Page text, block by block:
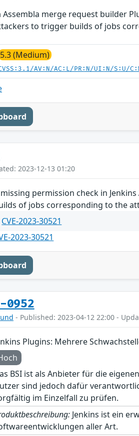
Assembla merge request builder
to trigger builds of jobs
5.3 (Medium)
AV:N/AC:L/PR:N/UI:N/S:U/
2023-12-13 01:20
permission check in
of jobs corresponding to the
CVE-2023-30521
2023-30521
0952
- Published: 2023-04-12 22:00 -
Plugins: Mehrere
BSI ist als Anbieter für die
sind jedoch dafür
im Einzelfall zu prüfen.
Jenkins ist ein
aller Art.